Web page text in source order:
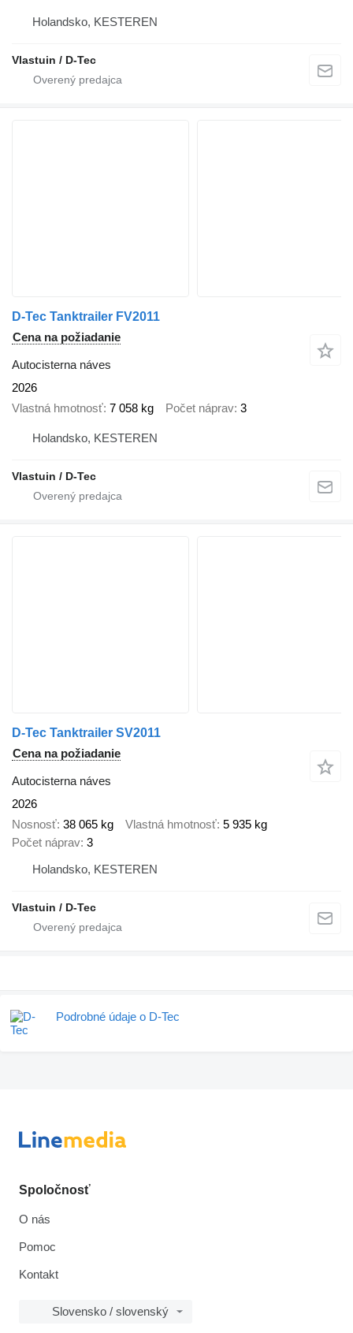
Holandsko, KESTEREN
Vlastuin / D-Tec
D-Tec Tanktrailer FV2011
Cena na požiadanie
Autocisterna náves
2026
Vlastná hmotnosť 7 058 kg Počet náprav 3
Holandsko, KESTEREN
Vlastuin / D-Tec
D-Tec Tanktrailer SV2011
Cena na požiadanie
Autocisterna náves
2026
Nosnosť 38 065 kg Vlastná hmotnosť 5 935 kg
Počet náprav 3
Holandsko, KESTEREN
Vlastuin / D-Tec
Podrobné údaje o D-Tec
Spoločnosť
O nás
Pomoc
Kontakt
Slovensko / slovenský